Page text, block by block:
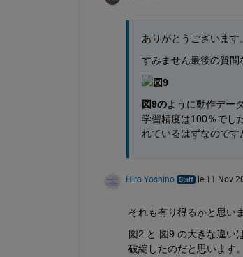
ありがとうございます。
すみません最後の質問
図9
図9のように動作デー
学習精度は100％でし
れているはずなのです
Hiro Yoshino le 11 Nov
それも有り得るかと思いま
図2 と 図9 の大きな違い
破綻したのだと思います